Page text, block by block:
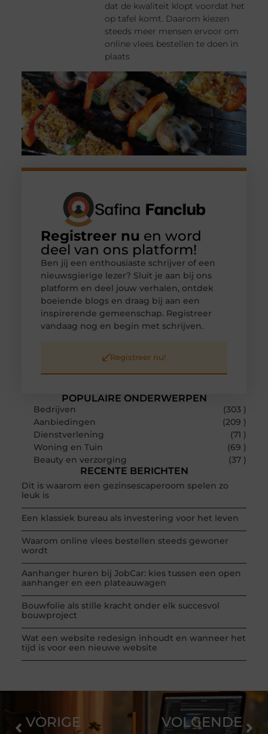
dat de kwaliteit klopt voordat het
op tafel komt. Daarom kiezen
steeds meer mensen ervoor om
online vlees bestellen te doen in
plaats
POPULAIRE ONDERWERPEN
Bedrijven
(303 )
Aanbiedingen
(209 )
Dienstverlening
(71 )
Woning en Tuin
(69 )
Beauty en verzorging
(37 )
RECENTE BERICHTEN
Dit is waarom een gezinsescaperoom spelen zo
leuk is
Een klassiek bureau als investering voor het leven
Waarom online vlees bestellen steeds gewoner
wordt
Aanhanger huren bij JobCar: kies tussen een open
aanhanger en een plateauwagen
Bouwfolie als stille kracht onder elk succesvol
bouwproject
Wat een website redesign inhoudt en wanneer het
tijd is voor een nieuwe website
Registreer nu en word
deel van ons platform!
Ben jij een enthousiaste schrijver of een
nieuwsgierige lezer? Sluit je aan bij ons
platform en deel jouw verhalen, ontdek
boeiende blogs en draag bij aan een
inspirerende gemeenschap. Registreer
vandaag nog en begin met schrijven.
Registreer nu!
VORIGE VOLGENDE